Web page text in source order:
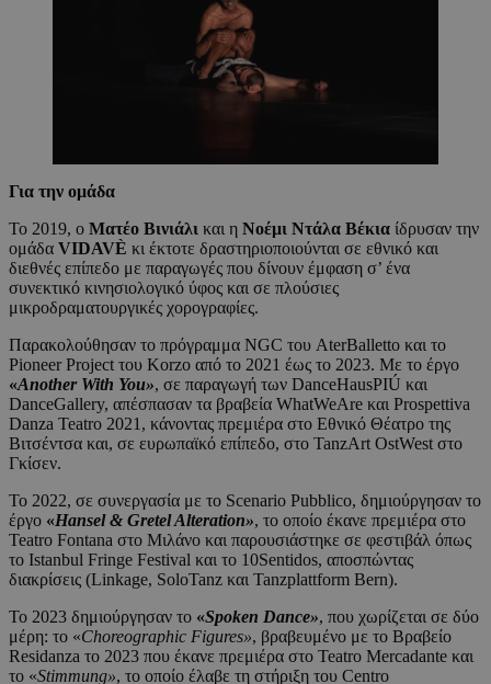
Για την ομάδα
Το 2019, ο Ματέο Βινιάλι και η Νοέμι Ντάλα Βέκια ίδρυσαν την
ομάδα VIDAVÈ κι έκτοτε δραστηριοποιούνται σε εθνικό και
διεθνές επίπεδο με παραγωγές που δίνουν έμφαση σ’ ένα
συνεκτικό κινησιολογικό ύφος και σε πλούσιες
μικροδραματουργικές χορογραφίες.
Παρακολούθησαν το πρόγραμμα NGC του AterBalletto και το
Pioneer Project του Korzo από το 2021 έως το 2023. Με το έργο
«Another With You», σε παραγωγή των DanceHausPIÚ και
DanceGallery, απέσπασαν τα βραβεία WhatWeAre και Prospettiva
Danza Teatro 2021, κάνοντας πρεμιέρα στο Εθνικό Θέατρο της
Βιτσέντσα και, σε ευρωπαϊκό επίπεδο, στο TanzArt OstWest στο
Γκίσεν.
Το 2022, σε συνεργασία με το Scenario Pubblico, δημιούργησαν το
έργο «Hansel& GretelAlteration», το οποίο έκανε πρεμιέρα στο
Teatro Fontana στο Μιλάνο και παρουσιάστηκε σε φεστιβάλ όπως
το Istanbul Fringe Festival και το 10Sentidos, αποσπώντας
διακρίσεις (Linkage, SoloTanz και Tanzplattform Bern).
Το 2023 δημιούργησαν το «Spoken Dance», που χωρίζεται σε δύο
μέρη: το «Choreographic Figures», βραβευμένο με το Βραβείο
Residanza το 2023 που έκανε πρεμιέρα στο Teatro Mercadante και
το «Stimmung», το οποίο έλαβε τη στήριξη του Centro